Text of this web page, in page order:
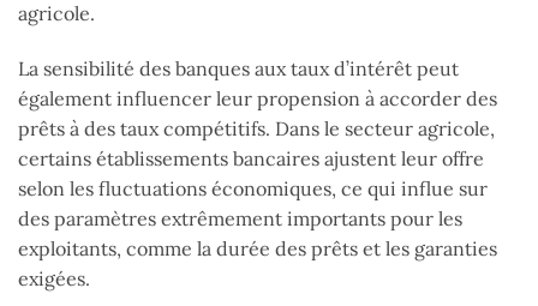
agricole.
La sensibilité des banques aux taux d’intérêt peut
également influencer leur propension à accorder des
prêts à des taux compétitifs. Dans le secteur agricole,
certains établissements bancaires ajustent leur offre
selon les fluctuations économiques, ce qui influe sur
des paramètres extrêmement importants pour les
exploitants, comme la durée des prêts et les garanties
exigées.